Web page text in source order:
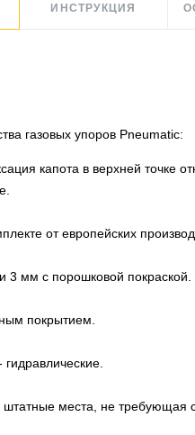
газовых упоров Pneumatic:
капота в верхней точке
от европейских
3 мм с порошковой покраской.
покрытием.
штатные места, не требующая
ИНСТРУКЦИЯ